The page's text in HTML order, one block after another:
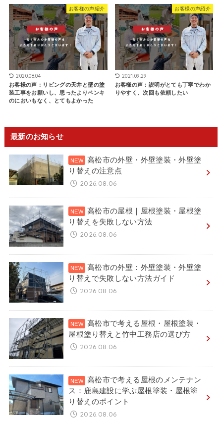
お客様の声紹介
2020.08.04
お客様の声：リビングの天井と壁の塗
装工事をお願いし、思ったよりペンキ
のにおいもなく、とてもよかった
お客様の声紹介
2021.09.29
お客様の声：説明がとても丁寧でわか
りやすく、次回も依頼したい
最新のお知らせ
高松市の外壁・外壁塗装・外壁塗
り替えの注意点
2026.08.06
高松市の屋根｜屋根塗装・屋根塗
り替えを失敗しない方法
2026.08.06
高松市の外壁：外壁塗装・外壁塗
り替えで失敗しない方法ガイド
2026.08.06
高松市で考える屋根・屋根塗装・
屋根塗り替えと竹中工務店の選び方
2026.08.06
高松市で考える屋根のメンテナン
ス：鹿島建設に学ぶ屋根塗装・屋根塗
り替えのポイント
2026.08.06